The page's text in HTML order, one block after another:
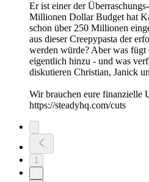
Er ist einer der
Millionen Dollar Budget hat
schon über 250 Millionen
aus dieser Creepypasta der
werden würde? Aber was
eigentlich hinzu - und was
diskutieren Christian, Janick
Wir brauchen eure finanzielle
https://steadyhq.com/cuts
1